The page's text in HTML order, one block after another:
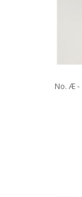
No. Æ -